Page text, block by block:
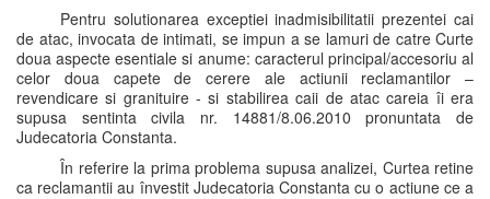
Pentru solutionarea exceptiei inadmisibilitatii prezentei cai
de atac, invocata de intimati, se impun a se lamuri de catre Curte
doua aspecte esentiale si anume: caracterul principal/accesoriu al
celor doua capete de cerere ale actiunii reclamantilor –
revendicare si granituire - si stabilirea caii de atac careia îi era
supusa sentinta civila nr. 14881/8.06.2010 pronuntata de
Judecatoria Constanta.
În referire la prima problema supusa analizei, Curtea retine
ca reclamantii au învestit Judecatoria Constanta cu o actiune ce a